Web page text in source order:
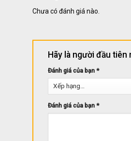
Chưa có đánh giá nào.
Hãy là người đầu tiên
Đánh giá của bạn *
Đánh giá của bạn *